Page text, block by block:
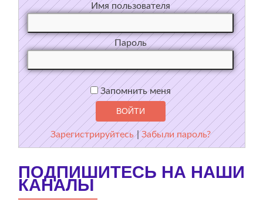
Имя пользователя
Пароль
Запомнить меня
Зарегистрируйтесь |Забыли пароль?
ПОДПИШИТЕСЬ НА НАШИ
КАНАЛЫ